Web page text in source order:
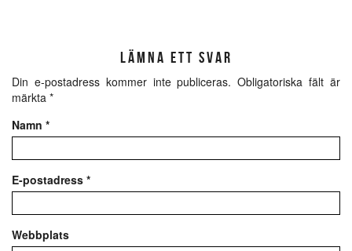
LÄMNA ETT SVAR
Din e-postadress kommer inte publiceras. Obligatoriska fält är
märkta *
Namn *
E-postadress *
Webbplats